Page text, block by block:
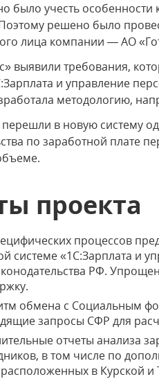
было учесть
решено было
лица компании — АО
выявили требования,
и управление
методологию,
в новую систему
по заработной плате
проекта
процессов
системе «1С:Зарплата и
РФ.
обмена с Социальным
запросы СФР для
отчеты анализа
в том числе по
в Курской и